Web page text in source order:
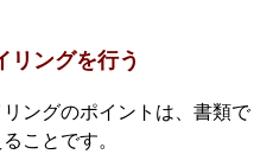
リングを行う
ングのポイントは、書類で
ことです。